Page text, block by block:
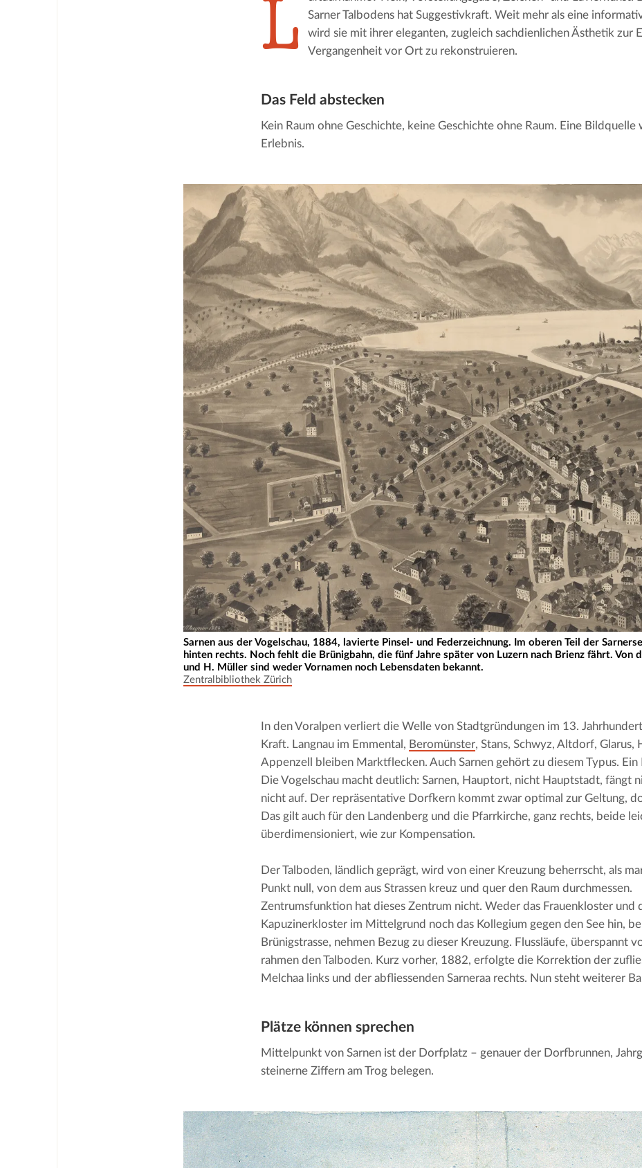
L
Sarner Talbodens hat Suggestivkraft. Weit mehr als eine
wird sie mit ihrer eleganten, zugleich sachdienlichen Ästhetik zur
Vergangenheit vor Ort zu rekonstruieren.
Das Feld abstecken
Kein Raum ohne Geschichte, keine Geschichte ohne Raum. Eine Bildquelle
Erlebnis.
Sarnen aus der Vogelschau, 1884, lavierte Pinsel- und Federzeichnung. Im oberen Teil der
hinten rechts. Noch fehlt die Brünigbahn, die fünf Jahre später von Luzern nach Brienz fährt. Von
und H. Müller sind weder Vornamen noch Lebensdaten bekannt.
Zentralbibliothek Zürich
In den Voralpen verliert die Welle von Stadtgründungen im 13.
Kraft. Langnau im Emmental, Beromünster, Stans, Schwyz, Altdorf, Glarus,
Appenzell bleiben Marktflecken. Auch Sarnen gehört zu diesem Typus.
Die Vogelschau macht deutlich: Sarnen, Hauptort, nicht Hauptstadt, fängt
nicht auf. Der repräsentative Dorfkern kommt zwar optimal zur Geltung,
Das gilt auch für den Landenberg und die Pfarrkirche, ganz rechts, beide
überdimensioniert, wie zur Kompensation.
Der Talboden, ländlich geprägt, wird von einer Kreuzung beherrscht, als
Punkt null, von dem aus Strassen kreuz und quer den Raum durchmessen.
Zentrumsfunktion hat dieses Zentrum nicht. Weder das Frauenkloster und
Kapuzinerkloster im Mittelgrund noch das Kollegium gegen den See hin,
Brünigstrasse, nehmen Bezug zu dieser Kreuzung. Flussläufe, überspannt
rahmen den Talboden. Kurz vorher, 1882, erfolgte die Korrektion der
Melchaa links und der abfliessenden Sarneraa rechts. Nun steht weiterer
Plätze können sprechen
Mittelpunkt von Sarnen ist der Dorfplatz – genauer der Dorfbrunnen,
steinerne Ziffern am Trog belegen.